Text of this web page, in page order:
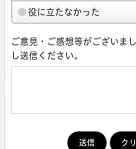
役に立たなかった
ご意見・ご感想等がございま
し送信ください。